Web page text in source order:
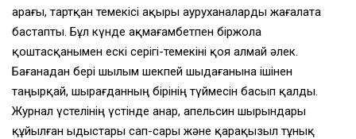
арағы, тартқан темекiсi ақыры ауруханаларды жағалата
бастапты. Бұл күнде ақмағамбетпен бiржола
қоштасқанымен ескi серiгi-темекiнi қоя алмай әлек.
Бағанадан берi шылым шекпей шыдағанына iшiнен
таңырқай, шырағданның бiрiнiң түймесiн басып қалды.
Журнал үстелiнiң үстiнде анар, апельсин шырындары
құйылған ыдыстары сап-сары және қарақызыл тұнық